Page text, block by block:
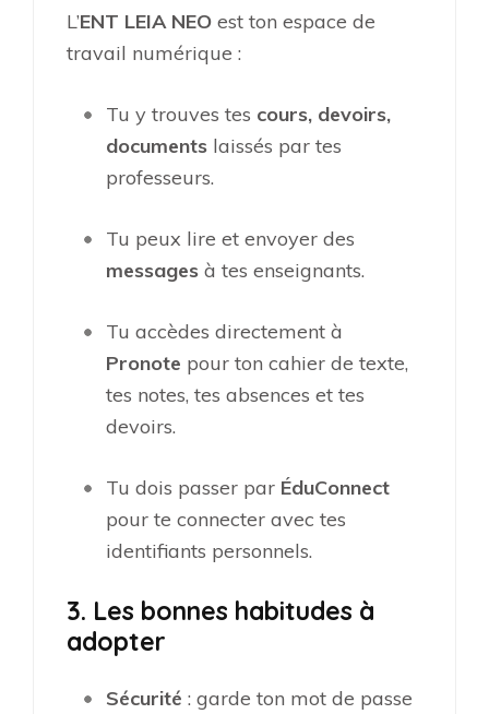
L’ENT LEIA NEO est ton espace de
travail numérique :
Tu y trouves tes cours, devoirs,
documents laissés par tes
professeurs.
Tu peux lire et envoyer des
messages à tes enseignants.
Tu accèdes directement à
Pronote pour ton cahier de texte,
tes notes, tes absences et tes
devoirs.
Tu dois passer par ÉduConnect
pour te connecter avec tes
identifiants personnels.
3. Les bonnes habitudes à
adopter
Sécurité : garde ton mot de passe